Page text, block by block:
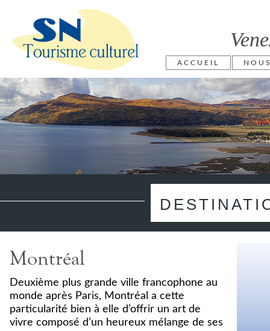
ACCUEIL
Montréal
Deuxième plus grande ville francophone au
monde après Paris, Montréal a cette
particularité bien à elle d’offrir un art de
vivre composé d’un heureux mélange de ses